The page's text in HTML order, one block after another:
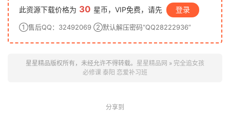
此资源下载价格为 30 星币，VIP免费，请先 登录
①售后QQ：32492069 ②默认解压密码“QQ28222936”
星星精品版权所有，未经允许不得转载。 星星精品网 » 完全追女孩
必修课 泰阳 恋爱补习班
分享到